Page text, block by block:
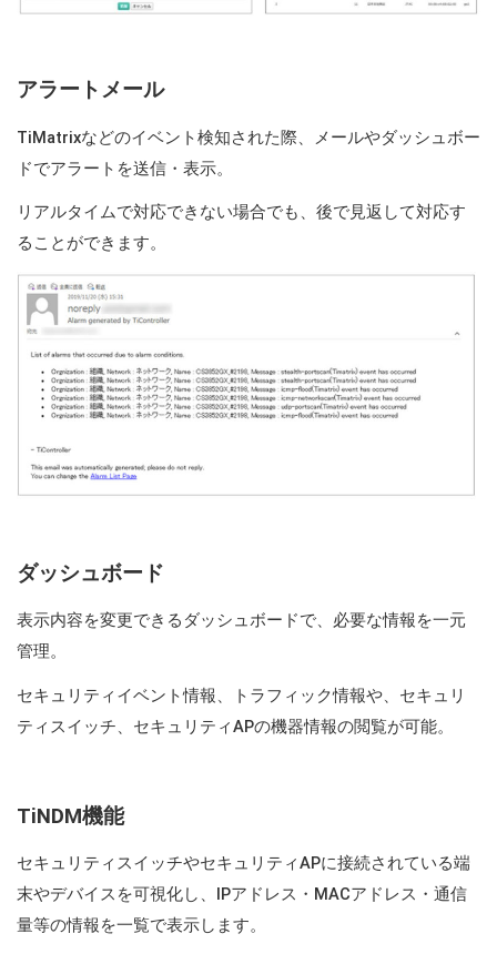
アラートメール
TiMatrixなどのイベント検知された際、メールやダッシュボー
ドでアラートを送信・表示。
リアルタイムで対応できない場合でも、後で見返して対応す
ることができます。
ダッシュボード
表示内容を変更できるダッシュボードで、必要な情報を一元
管理。
セキュリティイベント情報、トラフィック情報や、セキュリ
ティスイッチ、セキュリティAPの機器情報の閲覧が可能。
TiNDM機能
セキュリティスイッチやセキュリティAPに接続されている端
末やデバイスを可視化し、IPアドレス・MACアドレス・通信
量等の情報を一覧で表示します。